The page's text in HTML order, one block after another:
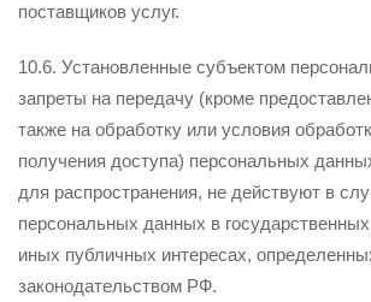
поставщиков услуг.
10.6. Установленные субъектом
запреты на передачу (кроме
также на обработку или условия
получения доступа) персональных
для распространения, не действуют в
персональных данных в
иных публичных интересах,
законодательством РФ.